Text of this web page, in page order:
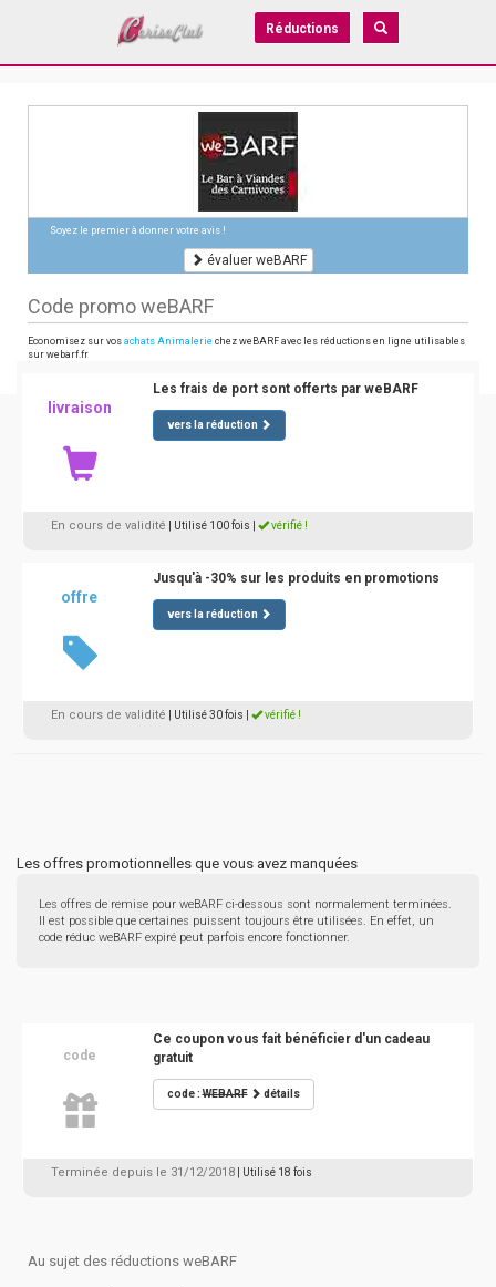
Réductions
Soyez le premier à donner votre avis !
évaluer weBARF
Code promo weBARF
Economisez sur vos achats Animalerie chez weBARF avec les réductions en ligne utilisables
sur webarf.fr
livraison
Les frais de port sont offerts par weBARF
vers la réduction
En cours de validité | Utilisé 100 fois vérifié !
offre
Jusqu'à -30% sur les produits en promotions
vers la réduction
En cours de validité | Utilisé 30 fois vérifié !
Les offres promotionnelles que vous avez manquées
Les offres de remise pour weBARF ci-dessous sont normalement terminées.
Il est possible que certaines puissent toujours être utilisées. En effet, un
code réduc weBARF expiré peut parfois encore fonctionner.
code
Ce coupon vous fait bénéficier d'un cadeau
gratuit
code :WEBARF détails
Terminée depuis le 31/12/2018 | Utilisé 18 fois
Au sujet des réductions weBARF